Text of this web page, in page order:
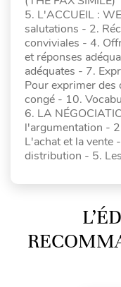
5. L'ACCUEIL :
salutations - 2.
conviviales - 4.
et réponses
adéquates - 7.
Pour exprimer
congé - 10.
6. LA
l'argumentation -
L'achat et la vente
distribution - 5.